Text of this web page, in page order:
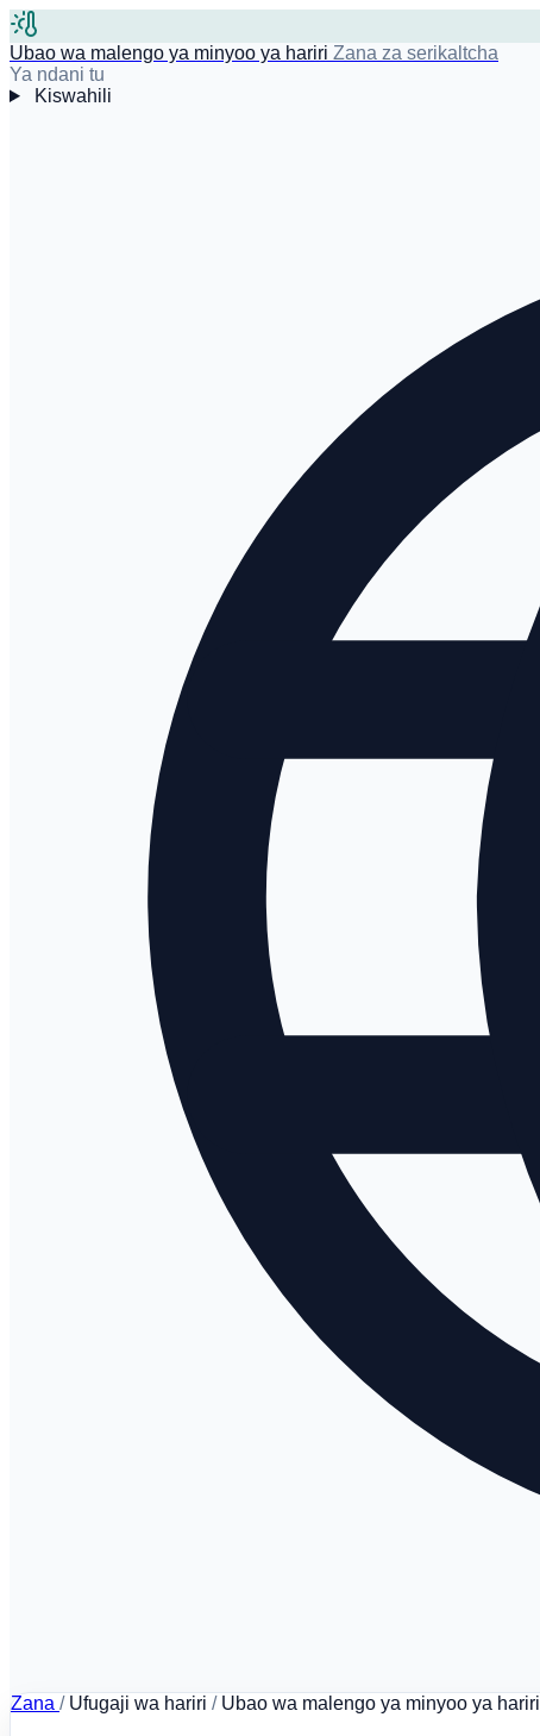
Ubao wa malengo ya minyoo ya hariri Zana za serikaltcha
Ya ndani tu
Kiswahili
Zana / Ufugaji wa hariri / Ubao wa malengo ya minyoo ya hariri